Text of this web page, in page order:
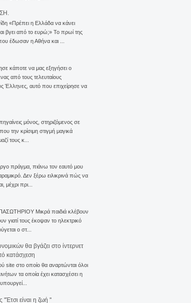
«Πρέπει η Ελλάδα να κάνει
βγει από το ευρώ;» Το πρωί της
έδωσαν η Αθήνα και ...
κάποτε να μας εξηγήσει ο
από τους τελευταίους
Έλληνες, αυτό που επιχείρησε να
μόνος, στηριζόμενος σε
την κρίσιμη στιγμή μαγικά
τους κ...
πράγμα, πιάνω τον εαυτό μου
Δεν ξέρω ειλικρινά πώς να
μέχρι πρι...
Μικρά παιδιά κλέβουν
γιατί τους έκοψαν το ηλεκτρικό
ο στ...
θα βγάζει στο ίντερνετ
κατάσχεση
site στο οποίο θα αναρτώνται όλοι
τα οποία έχει κατασχέσει η
''Έτσι είναι η ζωή ''